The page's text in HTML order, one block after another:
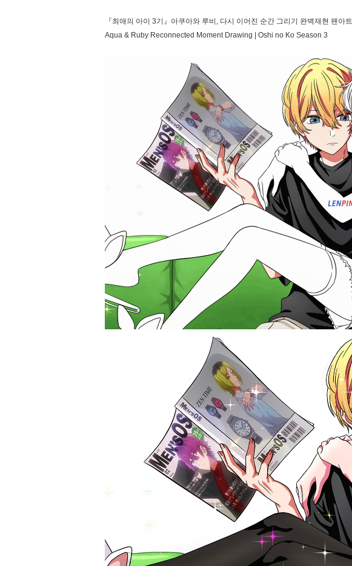
『최애의 아이 3기』아쿠아와 루비, 다시 이어진 순간 그리기 완벽재현 팬아트
Aqua & Ruby Reconnected Moment Drawing | Oshi no Ko Season 3